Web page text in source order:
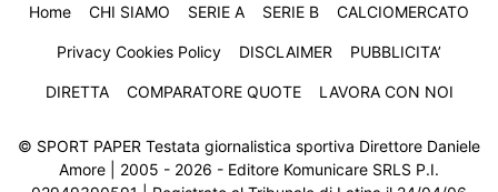
Home CHI SIAMO SERIE A SERIE B CALCIOMERCATO
Privacy Cookies Policy DISCLAIMER PUBBLICITA’
DIRETTA COMPARATORE QUOTE LAVORA CON NOI
© SPORT PAPER Testata giornalistica sportiva Direttore Daniele
Amore | 2005 - 2026 - Editore Komunicare SRLS P.I.